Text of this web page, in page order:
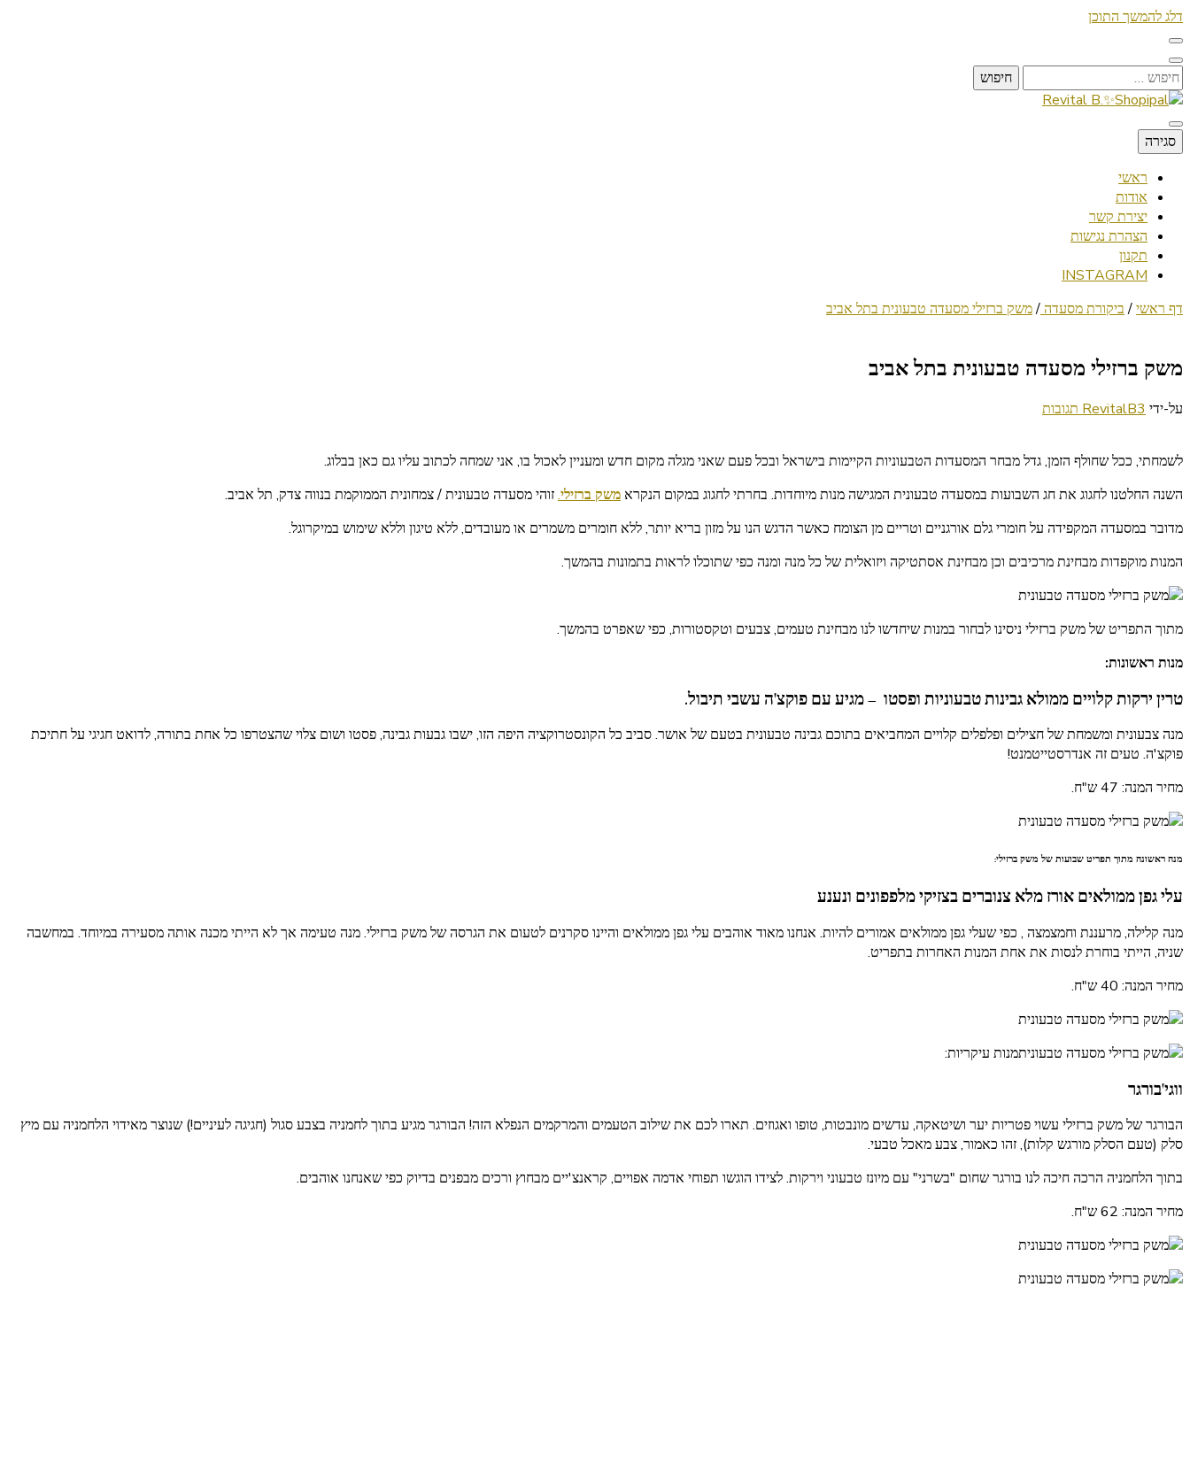
דלג להמשך התוכן
חיפוש:
Revital B.✨Shopipal
Lifestyle ✦ Beauty ✦ Vegan ✦ Travel
סגירה
ראשי
אודות
יצירת קשר
הצהרת נגישות
תקנון
INSTAGRAM
דף ראשי/ ביקורת מסעדה/משק ברזילי מסעדה טבעונית בתל אביב
משק ברזילי מסעדה טבעונית בתל אביב
על-ידי RevitalB3 תגובות
על
מסעדה
טבעונית
בתל
אביב
לשמחתי, ככל שחולף הזמן, גדל מבחר המסעדות הטבעוניות הקיימות בישראל ובכל פעם שאני מגלה מקום חדש ומעניין לאכול בו, אני שמחה לכתוב עליו גם כאן בבלוג.
השנה החלטנו לחגוג את חג השבועות במסעדה טבעונית המגישה מנות מיוחדות. בחרתי לחגוג במקום הנקראמשק ברזילי.זוהי מסעדה טבעונית / צמחונית הממוקמת בנווה צדק, תל אביב.
מדובר במסעדה המקפידה על חומרי גלם אורגניים וטריים מן הצומח כאשר הדגש הנו על מזון בריא יותר, ללא חומרים משמרים או מעובדים, ללא טיגון וללא שימוש במיקרוגל.
המנות מוקפדות מבחינת מרכיבים וכן מבחינת אסתטיקה ויזואלית של כל מנה ומנה כפי שתוכלו לראות בתמונות בהמשך.
מתוך התפריט של משק ברזילי ניסינו לבחור במנות שיחדשו לנו מבחינת טעמים, צבעים וטקסטורות, כפי שאפרט בהמשך.
מנות ראשונות:
טרין ירקות קלויים ממולא גבינות טבעוניות ופסטו – מגיע עם פוקצ'ה עשבי תיבול.
מנה צבעונית ומשמחת של חצילים ופלפלים קלויים המחביאים בתוכם גבינה טבעונית בטעם של אושר. סביב כל הקונסטרוקציה היפה הזו, ישבו גבעות גבינה, פסטו ושום צלוי שהצטרפו כל אחת בתורה, לדואט חגיגי על חתיכת
פוקצ'ה. טעים זה אנדרסטייטמנט!
מחיר המנה: 47 ש"ח.
מנה ראשונה מתוך תפריט שבועות של משק ברזילי:
עלי גפןממולאים אורז מלא צנוברים בצזיקי מלפפונים ונענע
מנה קלילה, מרעננת וחמצמצה , כפי שעלי גפן ממולאים אמורים להיות. אנחנו מאוד אוהבים עלי גפן ממולאים והיינו סקרנים לטעום את הגרסה של משק ברזילי. מנה טעימה אך לא הייתי מכנה אותה מסעירה במיוחד. במחשבה
שניה, הייתי בוחרת לנסות את אחת המנות האחרות בתפריט.
מחיר המנה: 40 ש"ח.
מנות עיקריות:
ווגי'בורגר
הבורגר של משק ברזילי עשוי פטריות יער ושיטאקה, עדשים מונבטות, טופו ואגוזים. תארו לכם את שילוב הטעמים והמרקמים הנפלא הזה! הבורגר מגיע בתוך לחמניה בצבע סגול (חגיגה לעיניים!) שנוצר מאידוי הלחמניה עם מיץ
סלק (טעם הסלק מורגש קלות), זהו כאמור, צבע מאכל טבעי.
בתוך הלחמניה הרכה חיכה לנו בורגר שחום "בשרני" עם מיונז טבעוני וירקות. לצידו הוגשו תפוחי אדמה אפויים, קראנצ'יים מבחוץ ורכים מבפנים בדיוק כפי שאנחנו אוהבים.
מחיר המנה: 62 ש"ח.